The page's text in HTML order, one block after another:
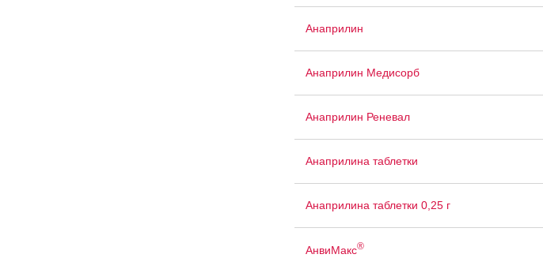
Анаприлин
Анаприлин Медисорб
Анаприлин Реневал
Анаприлина таблетки
Анаприлина таблетки 0,25 г
АнвиМакс®